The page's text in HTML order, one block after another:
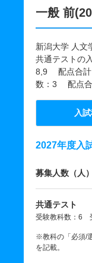
一般 前
新潟大学 人文
共通テストの
8,9 配点合計
数：3 配点合
入
2027年度入
募集人数（人
共通テスト
受験教科数：6
※教科の「必須/
を記載。